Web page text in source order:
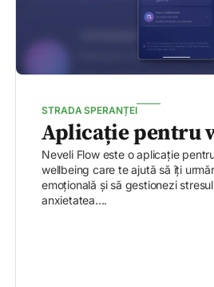
STRADA SPERANȚEI
Aplicație pentru
Neveli Flow este o aplicație
wellbeing care te ajută să îți
emoțională și să gestionezi
anxietatea....